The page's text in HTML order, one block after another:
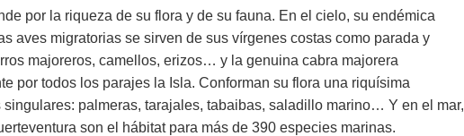
por la riqueza de su flora y de su fauna. En el cielo, su endémica
aves migratorias se sirven de sus vírgenes costas como parada y
majoreros, camellos, erizos… y la genuina cabra majorera
por todos los parajes la Isla. Conforman su flora una riquísima
palmeras, tarajales, tabaibas, saladillo marino… Y en el mar,
son el hábitat para más de 390 especies marinas.